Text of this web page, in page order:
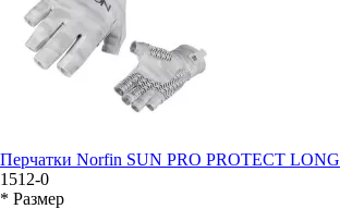
Перчатки Norfin SUN PRO PROTECT LONG
1512-0
* Размер